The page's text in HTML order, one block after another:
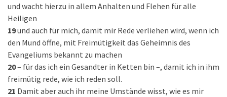
und wacht hierzu in allem Anhalten und Flehen für alle
Heiligen
19und auch für mich, damit mir Rede verliehen wird, wenn ich
den Mund öffne, mit Freimütigkeit das Geheimnis des
Evangeliums bekannt zu machen
20– für das ich ein Gesandter in Ketten bin –, damit ich in ihm
freimütig rede, wie ich reden soll.
21 Damit aber auch ihr meine Umstände wisst, wie es mir